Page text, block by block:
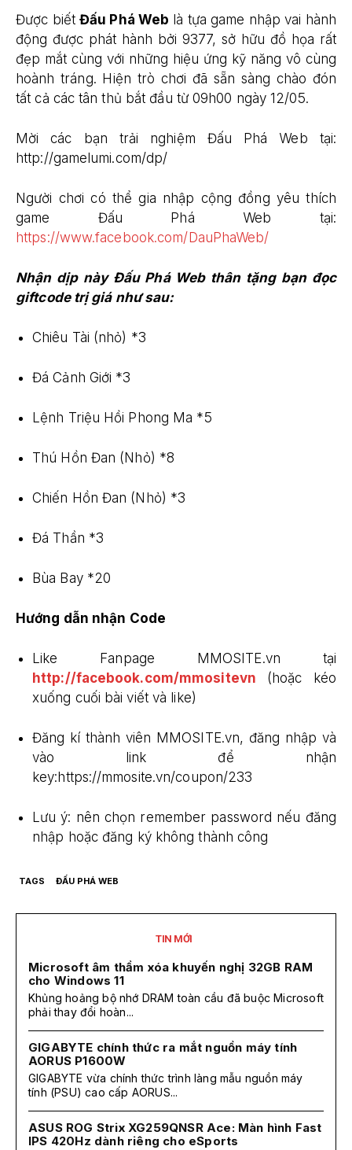
Được biếtĐấu Phá Web là tựa game nhập vai hành
động được phát hành bởi 9377, sở hữu đồ họa rất
đẹp mắt cùng với những hiệu ứng kỹ năng vô cùng
hoành tráng. Hiện trò chơi đã sẵn sàng chào đón
tất cả các tân thủ bắt đầu từ 09h00 ngày 12/05.
Mời các bạn trải nghiệm Đấu Phá Web tại:
http://gamelumi.com/dp/
Người chơi có thể gia nhập cộng đồng yêu thích
game Đấu Phá Web tại:
https://www.facebook.com/DauPhaWeb/
Nhận dịp này Đấu Phá Web thân tặng bạn đọc
giftcode trị giá như sau:
Chiêu Tài (nhỏ) *3
Đá Cảnh Giới *3
Lệnh Triệu Hồi Phong Ma *5
Thú Hồn Đan (Nhỏ) *8
Chiến Hồn Đan (Nhỏ) *3
Đá Thần *3
Bùa Bay *20
Hướng dẫn nhận Code
Like Fanpage MMOSITE.vn tại
http://facebook.com/mmositevn (hoặc kéo
xuống cuối bài viết và like)
Đăng kí thành viên MMOSITE.vn, đăng nhập và
vào link để nhận
key:https://mmosite.vn/coupon/233
Lưu ý: nên chọn remember password nếu đăng
nhập hoặc đăng ký không thành công
TAGS ĐẤU PHÁ WEB
TIN MỚI
Microsoft âm thầm xóa khuyến nghị 32GB RAM
cho Windows 11
Khủng hoảng bộ nhớ DRAM toàn cầu đã buộc Microsoft
phải thay đổi hoàn...
GIGABYTE chính thức ra mắt nguồn máy tính
AORUS P1600W
GIGABYTE vừa chính thức trình làng mẫu nguồn máy
tính (PSU) cao cấp AORUS...
ASUS ROG Strix XG259QNSR Ace: Màn hình Fast
IPS 420Hz dành riêng cho eSports